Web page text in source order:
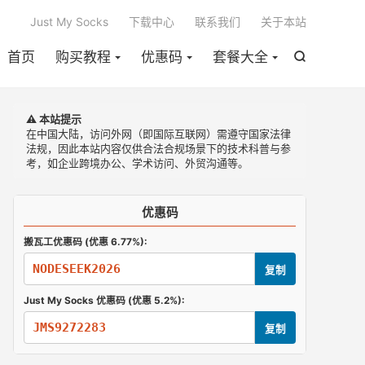

首页 购买教程 优惠码 套餐大全
Just My Socks 下载中心 联系我们 关于本站
⚠️ 本站提示
在中国大陆，访问外网（即国际互联网）需遵守国家法律
法规，因此本站内容仅供合法合规场景下的技术科普与参
考，如企业跨境办公、学术访问、外贸沟通等。
优惠码
搬瓦工优惠码 (优惠 6.77%):
NODESEEK2026 复制
Just My Socks 优惠码 (优惠 5.2%):
JMS9272283 复制